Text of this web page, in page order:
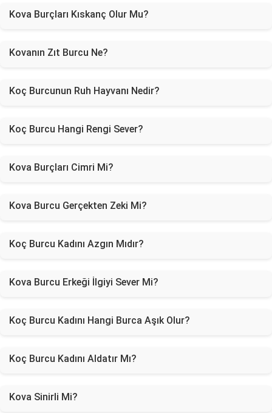
Kova Burçları Kıskanç Olur Mu?
Kovanın Zıt Burcu Ne?
Koç Burcunun Ruh Hayvanı Nedir?
Koç Burcu Hangi Rengi Sever?
Kova Burçları Cimri Mi?
Kova Burcu Gerçekten Zeki Mi?
Koç Burcu Kadını Azgın Mıdır?
Kova Burcu Erkeği İlgiyi Sever Mi?
Koç Burcu Kadını Hangi Burca Aşık Olur?
Koç Burcu Kadını Aldatır Mı?
Kova Sinirli Mi?